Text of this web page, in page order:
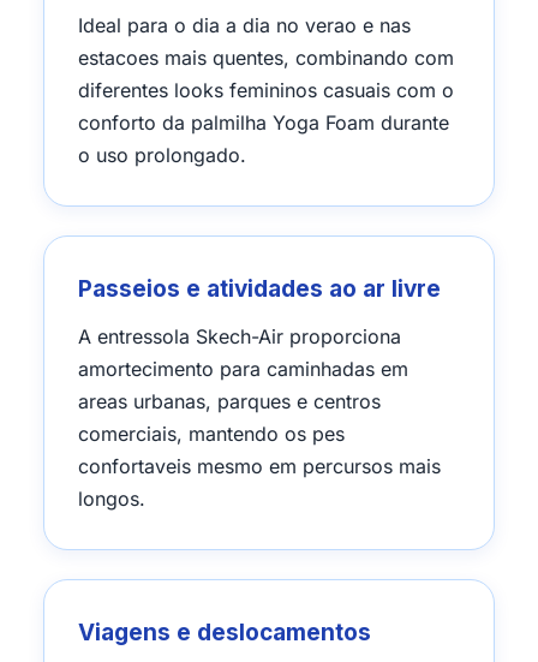
Ideal para o dia a dia no verao e nas
estacoes mais quentes, combinando com
diferentes looks femininos casuais com o
conforto da palmilha Yoga Foam durante
o uso prolongado.
Passeios e atividades ao ar livre
A entressola Skech-Air proporciona
amortecimento para caminhadas em
areas urbanas, parques e centros
comerciais, mantendo os pes
confortaveis mesmo em percursos mais
longos.
Viagens e deslocamentos